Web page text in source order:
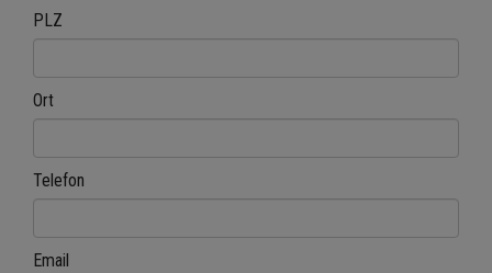
PLZ
Ort
Telefon
Email